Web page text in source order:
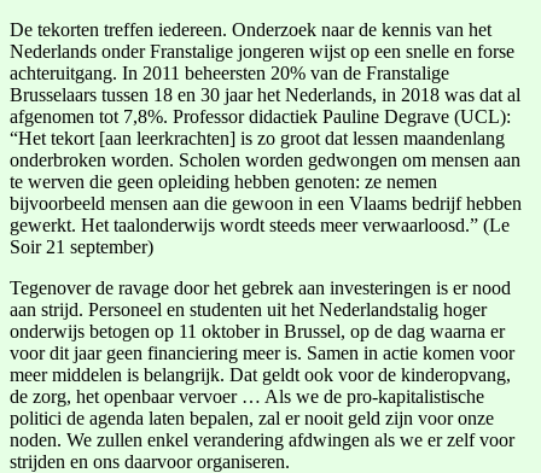
De tekorten treffen iedereen. Onderzoek naar de kennis van het
Nederlands onder Franstalige jongeren wijst op een snelle en forse
achteruitgang. In 2011 beheersten 20% van de Franstalige
Brusselaars tussen 18 en 30 jaar het Nederlands, in 2018 was dat al
afgenomen tot 7,8%. Professor didactiek Pauline Degrave (UCL):
“Het tekort [aan leerkrachten] is zo groot dat lessen maandenlang
onderbroken worden. Scholen worden gedwongen om mensen aan
te werven die geen opleiding hebben genoten: ze nemen
bijvoorbeeld mensen aan die gewoon in een Vlaams bedrijf hebben
gewerkt. Het taalonderwijs wordt steeds meer verwaarloosd.” (Le
Soir 21 september)
Tegenover de ravage door het gebrek aan investeringen is er nood
aan strijd. Personeel en studenten uit het Nederlandstalig hoger
onderwijs betogen op 11 oktober in Brussel, op de dag waarna er
voor dit jaar geen financiering meer is. Samen in actie komen voor
meer middelen is belangrijk. Dat geldt ook voor de kinderopvang,
de zorg, het openbaar vervoer … Als we de pro-kapitalistische
politici de agenda laten bepalen, zal er nooit geld zijn voor onze
noden. We zullen enkel verandering afdwingen als we er zelf voor
strijden en ons daarvoor organiseren.